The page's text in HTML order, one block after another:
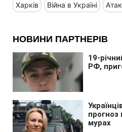
Харків Війна в Україні